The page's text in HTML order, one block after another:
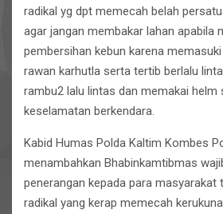
radikal yg dpt memecah belah
agar jangan membakar lahan apabila
pembersihan kebun karena
rawan karhutla serta tertib berlalu
rambu2 lalu lintas dan memakai helm
keselamatan berkendara.
Kabid Humas Polda Kaltim Kombes
menambahkan Bhabinkamtibmas
penerangan kepada para masyarakat
radikal yang kerap memecah